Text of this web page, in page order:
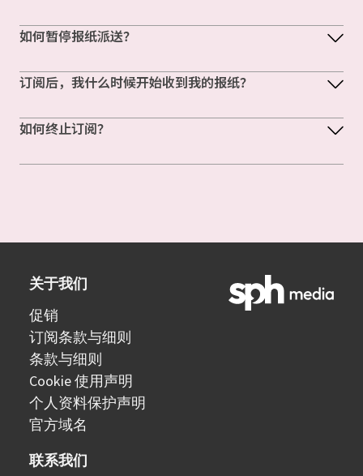
如何暂停报纸派送？
订阅后，我什么时候开始收到我的报纸？
如何终止订阅？
关于我们
促销
订阅条款与细则
条款与细则
Cookie 使用声明
个人资料保护声明
官方域名
联系我们